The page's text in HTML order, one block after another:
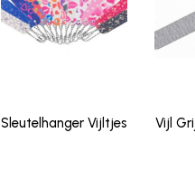
Sleutelhanger Vijltjes Vijl